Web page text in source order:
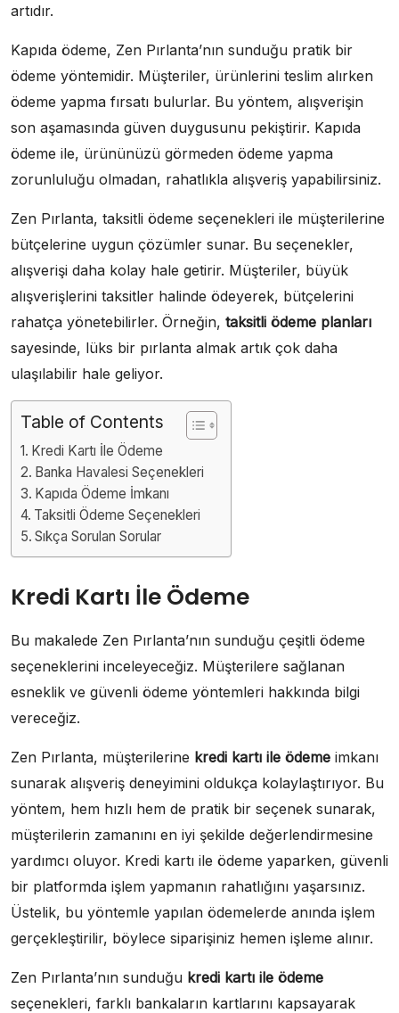
artıdır.
Kapıda ödeme, Zen Pırlanta’nın sunduğu pratik bir
ödeme yöntemidir. Müşteriler, ürünlerini teslim alırken
ödeme yapma fırsatı bulurlar. Bu yöntem, alışverişin
son aşamasında güven duygusunu pekiştirir. Kapıda
ödeme ile, ürününüzü görmeden ödeme yapma
zorunluluğu olmadan, rahatlıkla alışveriş yapabilirsiniz.
Zen Pırlanta, taksitli ödeme seçenekleri ile müşterilerine
bütçelerine uygun çözümler sunar. Bu seçenekler,
alışverişi daha kolay hale getirir. Müşteriler, büyük
alışverişlerini taksitler halinde ödeyerek, bütçelerini
rahatça yönetebilirler. Örneğin, taksitli ödeme planları
sayesinde, lüks bir pırlanta almak artık çok daha
ulaşılabilir hale geliyor.
Table of Contents
Kredi Kartı İle Ödeme
Banka Havalesi Seçenekleri
Kapıda Ödeme İmkanı
Taksitli Ödeme Seçenekleri
Sıkça Sorulan Sorular
Kredi Kartı İle Ödeme
Bu makalede Zen Pırlanta’nın sunduğu çeşitli ödeme
seçeneklerini inceleyeceğiz. Müşterilere sağlanan
esneklik ve güvenli ödeme yöntemleri hakkında bilgi
vereceğiz.
Zen Pırlanta, müşterilerine kredi kartı ile ödeme imkanı
sunarak alışveriş deneyimini oldukça kolaylaştırıyor. Bu
yöntem, hem hızlı hem de pratik bir seçenek sunarak,
müşterilerin zamanını en iyi şekilde değerlendirmesine
yardımcı oluyor. Kredi kartı ile ödeme yaparken, güvenli
bir platformda işlem yapmanın rahatlığını yaşarsınız.
Üstelik, bu yöntemle yapılan ödemelerde anında işlem
gerçekleştirilir, böylece siparişiniz hemen işleme alınır.
Zen Pırlanta’nın sunduğu kredi kartı ile ödeme
seçenekleri, farklı bankaların kartlarını kapsayarak